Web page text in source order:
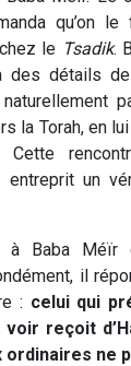
qu’on le
le Tsadik.
des détails
la Torah, en
Cette
entreprit un
à Baba Méïr
il
: celui qui
voir reçoit
ordinaires ne